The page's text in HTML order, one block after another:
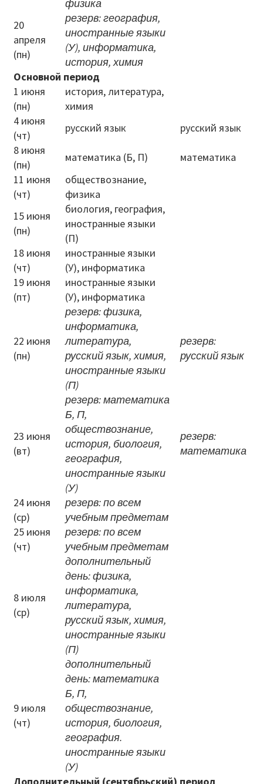
Информация о ЕГЭ
Расписание ГИА
Медалисты
Образование
РИС ЭОД
Программа развития
Августовские доклады
Психолого-педагогический класс
Дистанционное образование
Дошкольное образование
Перечень информационных систем
Всероссийская олимпиада школьников
Деятельность
Школа Минпроса России
Школьное питание
Комплексная безопасность
Противодействие терроризму и
экстремизму
Безопасность дорожного движения
Противодействие коррупции
Повышение качества образования
I. Результаты обучения школьников
II. Практико-ориентированность
школьного образования
III. Управление системой общего
образования
IV. Развитие функциональной
грамотности
V. Ориентация воспитательной работы
ПМПК
Независимая оценка качества
физика
20
апреля
(пн)
резерв: география,
иностранные языки
(У), информатика,
история, химия
Основной период
1 июня
(пн)
история, литература,
химия
4 июня
(чт)
русский язык
русский язык
8 июня
(пн)
математика (Б, П)
математика
11 июня
(чт)
обществознание,
физика
15 июня
(пн)
биология, география,
иностранные языки
(П)
18 июня
(чт)
иностранные языки
(У), информатика
19 июня
(пт)
иностранные языки
(У), информатика
22 июня
(пн)
резерв: физика,
информатика,
литература,
русский язык, химия,
иностранные языки
(П)
резерв:
русский язык
23 июня
(вт)
резерв: математика
Б, П,
обществознание,
история, биология,
география,
иностранные языки
(У)
резерв:
математика
24 июня
(ср)
резерв: по всем
учебным предметам
25 июня
(чт)
резерв: по всем
учебным предметам
8 июля
(ср)
дополнительный
день: физика,
информатика,
литература,
русский язык, химия,
иностранные языки
(П)
9 июля
(чт)
дополнительный
день: математика
Б, П,
обществознание,
история, биология,
география.
иностранные языки
(У)